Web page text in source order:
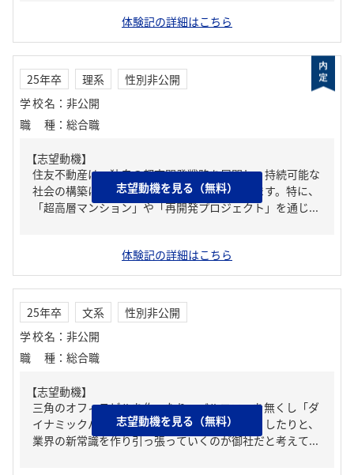
体験記の詳細はこちら
25年卒 理系
性別非公開
学校名 ： 非公開
職種 ： 総合職
【志望動機】
住友不動産は、独自の都市開発戦略を展開し、持続可能な
社会の構築に取り組む姿勢に大変魅力を感じます。特に、
「超高層マンション」や「再開発プロジェクト」を通じ...
体験記の詳細はこちら
志望動機を見る（無料）
25年卒 文系
性別非公開
学校名 ： 非公開
職種 ： 総合職
【志望動機】
三角のオフィスビルを作ったり、バルコニーを無くし「ダ
イナミックパノラマウィンドウ」で眺望を良くしたりと、
業界の新常識を作り引っ張っていくのが御社だと考えて...
志望動機を見る（無料）